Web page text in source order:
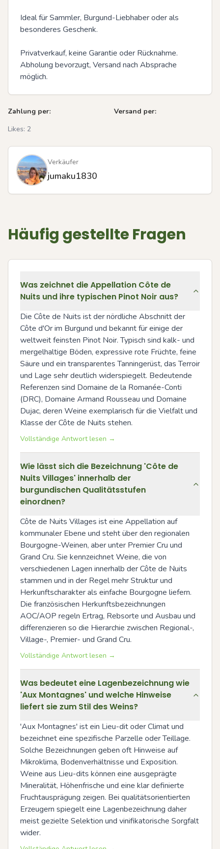
Ideal für Sammler, Burgund-Liebhaber oder als
besonderes Geschenk.
Privatverkauf, keine Garantie oder Rücknahme.
Abholung bevorzugt, Versand nach Absprache
möglich.
Zahlung per:
Versand per:
Likes: 2
Verkäufer
jumaku1830
Häufig gestellte Fragen
Was zeichnet die Appellation Côte de
Nuits und ihre typischen Pinot Noir aus?
Die Côte de Nuits ist der nördliche Abschnitt der
Côte d'Or im Burgund und bekannt für einige der
weltweit feinsten Pinot Noir. Typisch sind kalk- und
mergelhaltige Böden, expressive rote Früchte, feine
Säure und ein transparentes Tanningerüst, das Terroir
und Lage sehr deutlich widerspiegelt. Bedeutende
Referenzen sind Domaine de la Romanée-Conti
(DRC), Domaine Armand Rousseau und Domaine
Dujac, deren Weine exemplarisch für die Vielfalt und
Klasse der Côte de Nuits stehen.
Vollständige Antwort lesen →
Wie lässt sich die Bezeichnung 'Côte de
Nuits Villages' innerhalb der
burgundischen Qualitätsstufen
einordnen?
Côte de Nuits Villages ist eine Appellation auf
kommunaler Ebene und steht über den regionalen
Bourgogne-Weinen, aber unter Premier Cru und
Grand Cru. Sie kennzeichnet Weine, die von
verschiedenen Lagen innerhalb der Côte de Nuits
stammen und in der Regel mehr Struktur und
Herkunftscharakter als einfache Bourgogne liefern.
Die französischen Herkunftsbezeichnungen
AOC/AOP regeln Ertrag, Rebsorte und Ausbau und
differenzieren so die Hierarchie zwischen Regional-,
Village-, Premier- und Grand Cru.
Vollständige Antwort lesen →
Was bedeutet eine Lagenbezeichnung wie
'Aux Montagnes' und welche Hinweise
liefert sie zum Stil des Weins?
'Aux Montagnes' ist ein Lieu-dit oder Climat und
bezeichnet eine spezifische Parzelle oder Teillage.
Solche Bezeichnungen geben oft Hinweise auf
Mikroklima, Bodenverhältnisse und Exposition.
Weine aus Lieu-dits können eine ausgeprägte
Mineralität, Höhenfrische und eine klar definierte
Fruchtausprägung zeigen. Bei qualitätsorientierten
Erzeugern spiegelt eine Lagenbezeichnung daher
meist gezielte Selektion und vinifikatorische Sorgfalt
wider.